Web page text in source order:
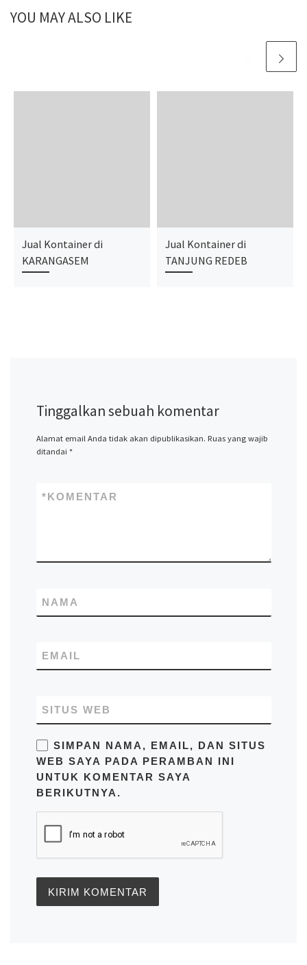
YOU MAY ALSO LIKE
Jual Kontainer di
KARANGASEM
Jual Kontainer di
TANJUNG REDEB
Tinggalkan sebuah komentar
Alamat email Anda tidak akan dipublikasikan. Ruas yang wajib
ditandai *
KOMENTAR
*
NAMA
EMAIL
SITUS WEB
SIMPAN NAMA, EMAIL, DAN SITUS
WEB SAYA PADA PERAMBAN INI
UNTUK KOMENTAR SAYA
BERIKUTNYA.